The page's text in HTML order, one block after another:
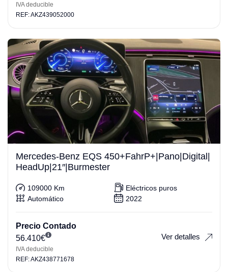
IVA deducible
REF: AKZ439052000
Mercedes-Benz EQS 450+FahrP+|Pano|Digital|
HeadUp|21″|Burmester
109000 Km
Eléctricos puros
Automático
2022
Precio Contado
56.410€
IVA deducible
Ver detalles
REF: AKZ438771678